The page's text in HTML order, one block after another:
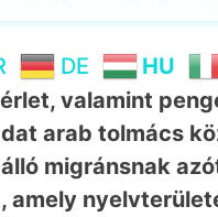
DE HU
valamint
arab tolmács
migránsnak
amely